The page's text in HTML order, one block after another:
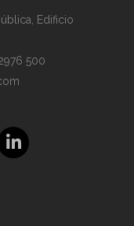
Edificio
500